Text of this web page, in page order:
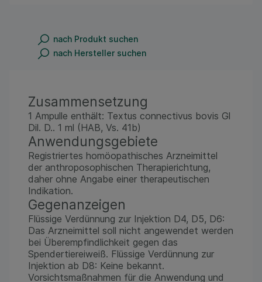
nach Produkt suchen
nach Hersteller suchen
Zusammensetzung
1 Ampulle enthält: Textus connectivus bovis Gl
Dil. D.. 1 ml (HAB, Vs. 41b)
Anwendungsgebiete
Registriertes homöopathisches Arzneimittel
der anthroposophischen Therapierichtung,
daher ohne Angabe einer therapeutischen
Indikation.
Gegenanzeigen
Flüssige Verdünnung zur Injektion D4, D5, D6:
Das Arzneimittel soll nicht angewendet werden
bei Überempfindlichkeit gegen das
Spendertiereiweiß. Flüssige Verdünnung zur
Injektion ab D8: Keine bekannt.
Vorsichtsmaßnahmen für die Anwendung und